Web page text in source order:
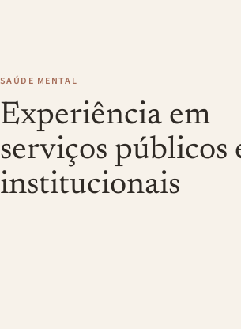
SAÚDE MENTAL
Experiência em
serviços públicos
institucionais